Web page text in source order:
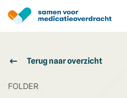
Overslaan
en
gaanTerug naar overzicht
FOLDER